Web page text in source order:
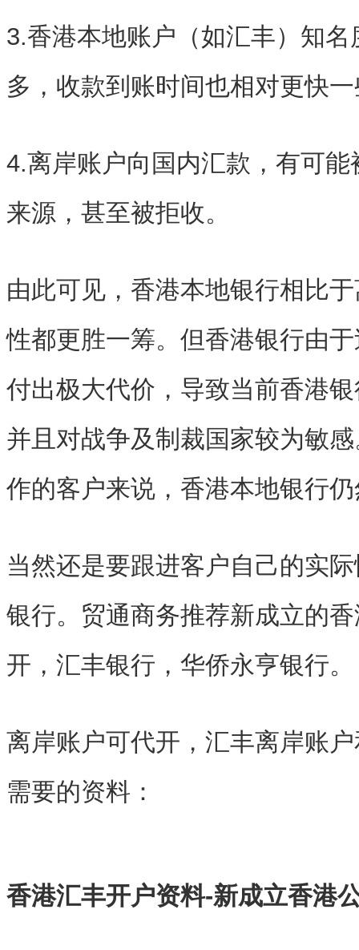
3.香港本地账户（如汇丰）知
多，收款到账时间也相对更快
4.离岸账户向国内汇款，有可
来源，甚至被拒收。
由此可见，香港本地银行相比
性都更胜一筹。但香港银行由
付出极大代价，导致当前香港
并且对战争及制裁国家较为敏
作的客户来说，香港本地银行
当然还是要跟进客户自己的实
银行。贸通商务推荐新成立的
开，汇丰银行，华侨永亨银行。
离岸账户可代开，汇丰离岸账
需要的资料：
香港汇丰开户资料-新成立香港